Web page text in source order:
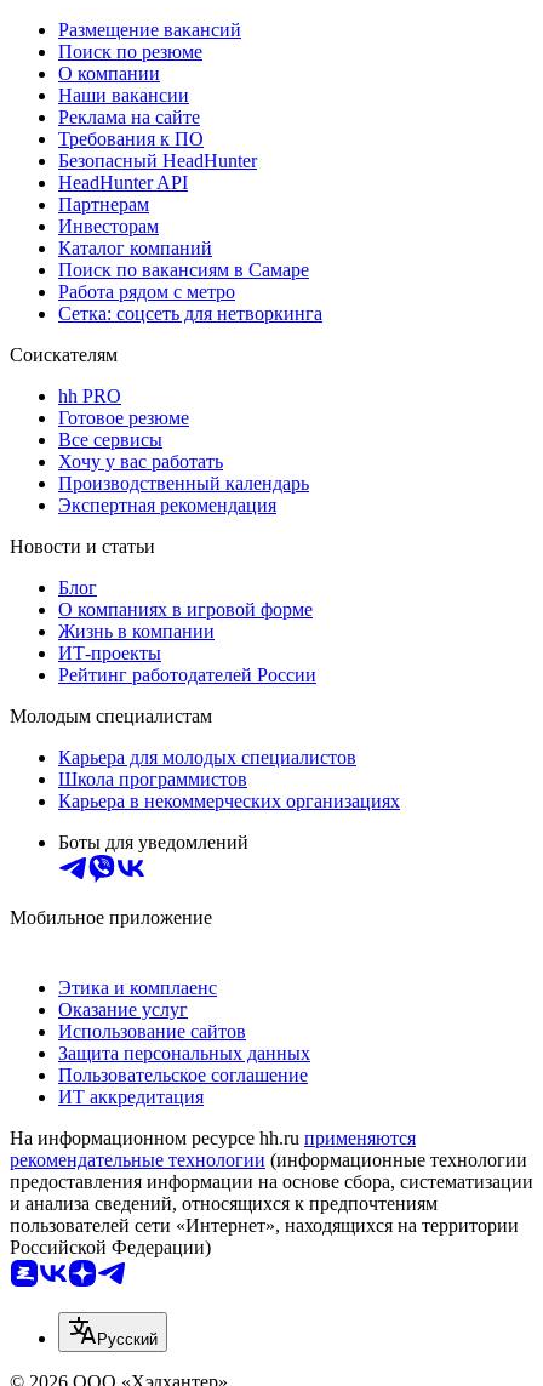
Размещение вакансий
Поиск по резюме
О компании
Наши вакансии
Реклама на сайте
Требования к ПО
Безопасный HeadHunter
HeadHunter API
Партнерам
Инвесторам
Каталог компаний
Поиск по вакансиям в Самаре
Работа рядом с метро
Сетка: соцсеть для нетворкинга
Соискателям
hh PRO
Готовое резюме
Все сервисы
Хочу у вас работать
Производственный календарь
Экспертная рекомендация
Новости и статьи
Блог
О компаниях в игровой форме
Жизнь в компании
ИТ-проекты
Рейтинг работодателей России
Молодым специалистам
Карьера для молодых специалистов
Школа программистов
Карьера в некоммерческих организациях
Боты для уведомлений
Мобильное приложение
Этика и комплаенс
Оказание услуг
Использование сайтов
Защита персональных данных
Пользовательское соглашение
ИТ аккредитация
На информационном ресурсе hh.ru применяются
рекомендательные технологии (информационные технологии
предоставления информации на основе сбора, систематизации
и анализа сведений, относящихся к предпочтениям
пользователей сети «Интернет», находящихся на территории
Российской Федерации)
Русский
© 2026 ООО «Хэдхантер»